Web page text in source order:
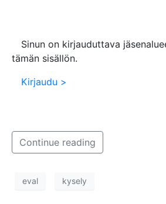
Sinun on kirjauduttava
tämän sisällön.
Kirjaudu >
Continue reading
eval kysely